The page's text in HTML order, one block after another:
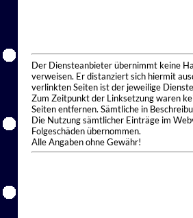
Der Diensteanbieter übernimmt keine
verweisen. Er distanziert sich hiermit
verlinkten Seiten ist der jeweilige
Zum Zeitpunkt der Linksetzung waren
Seiten entfernen. Sämtliche in
Die Nutzung sämtlicher Einträge im
Folgeschäden übernommen.
Alle Angaben ohne Gewähr!